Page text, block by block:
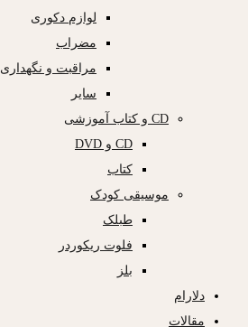
لوازم دکوری
مضراب
مراقبت و نگهداری
سایر
CD و کتاب آموزشی
CD و DVD
کتاب
موسیقی کودک
طبلک
فلوت ریکوردر
بلز
دلارام
مقالات